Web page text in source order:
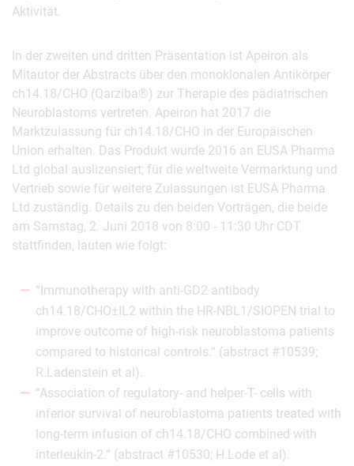
Aktivität.
In der zweiten und dritten Präsentation ist Apeiron als
Mitautor der Abstracts über den monoklonalen Antikörper
ch14.18/CHO (Qarziba®) zur Therapie des pädiatrischen
Neuroblastoms vertreten. Apeiron hat 2017 die
Marktzulassung für ch14.18/CHO in der Europäischen
Union erhalten. Das Produkt wurde 2016 an EUSA Pharma
Ltd global auslizensiert; für die weltweite Vermarktung und
Vertrieb sowie für weitere Zulassungen ist EUSA Pharma
Ltd zuständig. Details zu den beiden Vorträgen, die beide
am Samstag, 2. Juni 2018 von 8:00 - 11:30 Uhr CDT
stattfinden, lauten wie folgt:
“Immunotherapy with anti-GD2 antibody
ch14.18/CHO±IL2 within the HR-NBL1/SIOPEN trial to
improve outcome of high-risk neuroblastoma patients
compared to historical controls.“ (abstract #10539;
R.Ladenstein et al).
“Association of regulatory- and helper-T- cells with
inferior survival of neuroblastoma patients treated with
long-term infusion of ch14.18/CHO combined with
interleukin-2.“ (abstract #10530; H.Lode et al).